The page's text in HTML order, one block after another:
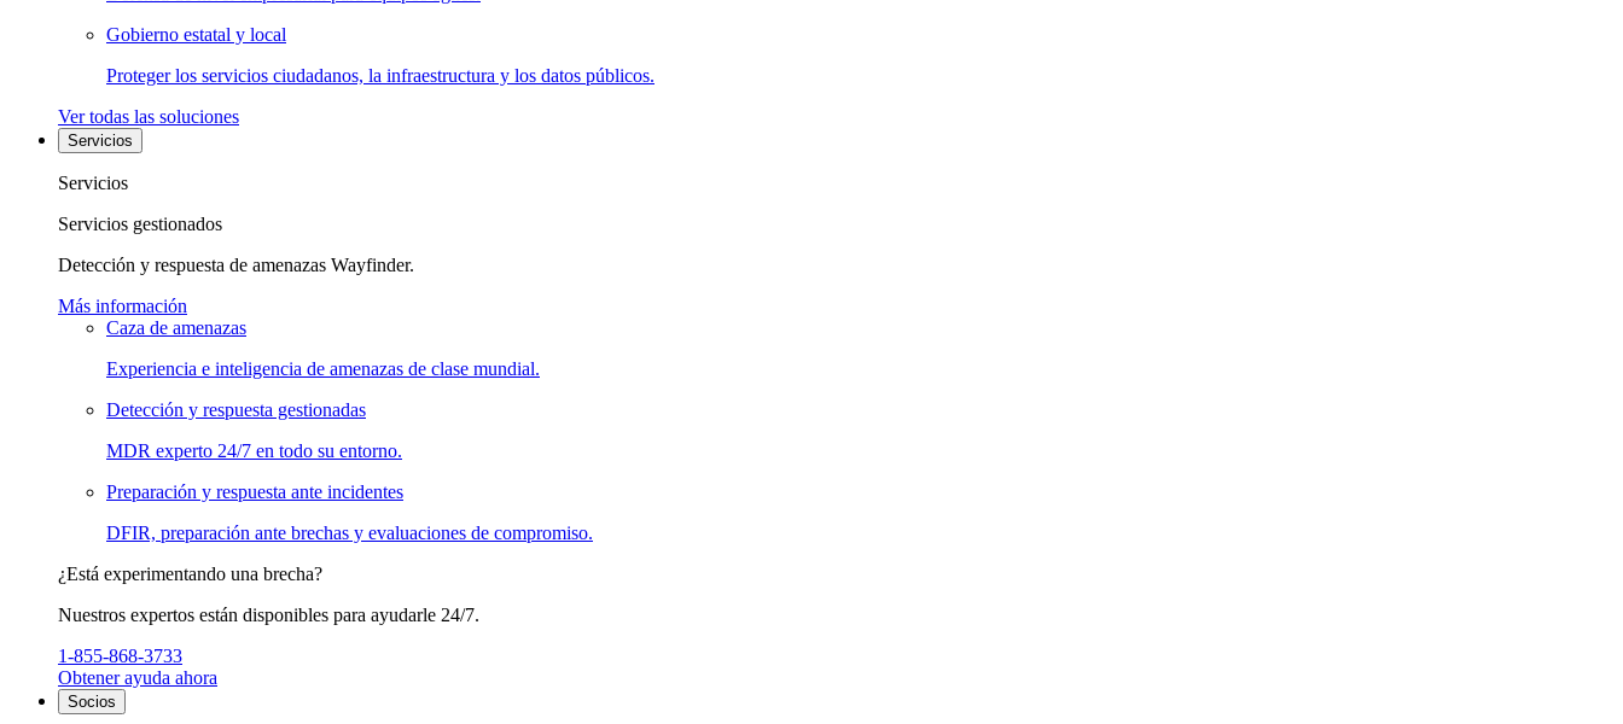
Gobierno estatal y local
Proteger los servicios ciudadanos, la infraestructura y los datos públicos.
Ver todas las soluciones
Servicios
Servicios
Servicios gestionados
Detección y respuesta de amenazas Wayfinder.
Más información
Caza de amenazas
Experiencia e inteligencia de amenazas de clase mundial.
Detección y respuesta gestionadas
MDR experto 24/7 en todo su entorno.
Preparación y respuesta ante incidentes
DFIR, preparación ante brechas y evaluaciones de compromiso.
¿Está experimentando una brecha?
Nuestros expertos están disponibles para ayudarle 24/7.
1-855-868-3733
Obtener ayuda ahora
Socios